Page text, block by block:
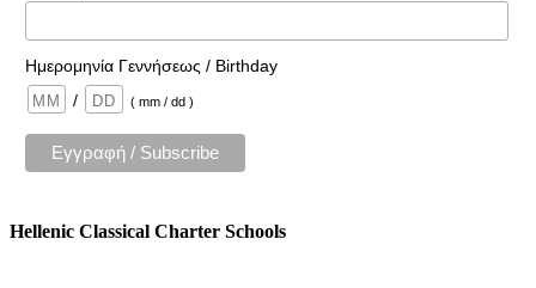
Ημερομηνία Γεννήσεως / Birthday
/
( mm / dd )
Hellenic Classical Charter Schools